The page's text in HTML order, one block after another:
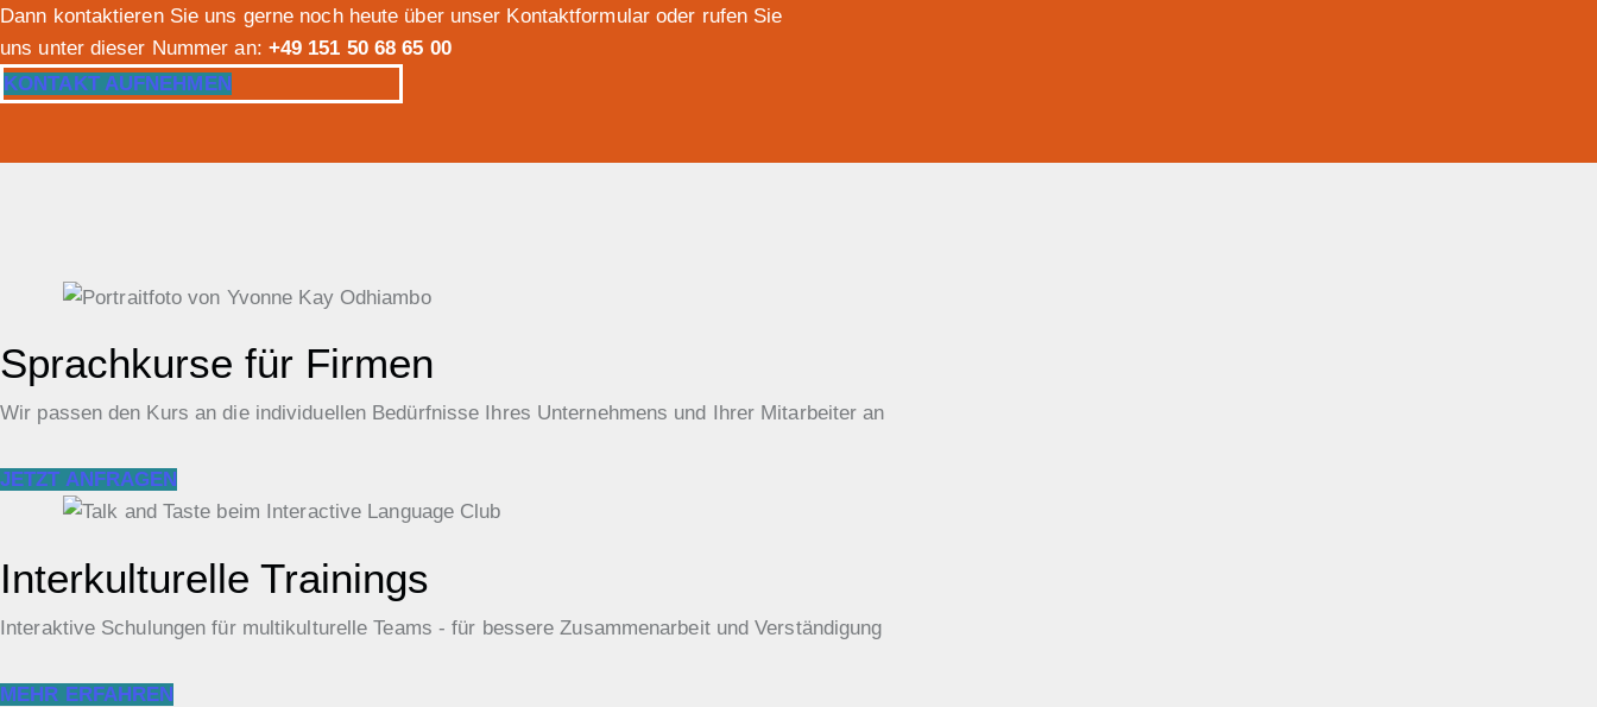
Dann kontaktieren Sie uns gerne noch heute über unser Kontaktformular oder rufen Sie
uns unter dieser Nummer an: +49 151 50 68 65 00
KONTAKT AUFNEHMEN
Sprachkurse für Firmen
Wir passen den Kurs an die individuellen Bedürfnisse Ihres Unternehmens und Ihrer Mitarbeiter an
JETZT ANFRAGEN
Interkulturelle Trainings
Interaktive Schulungen für multikulturelle Teams - für bessere Zusammenarbeit und Verständigung
MEHR ERFAHREN